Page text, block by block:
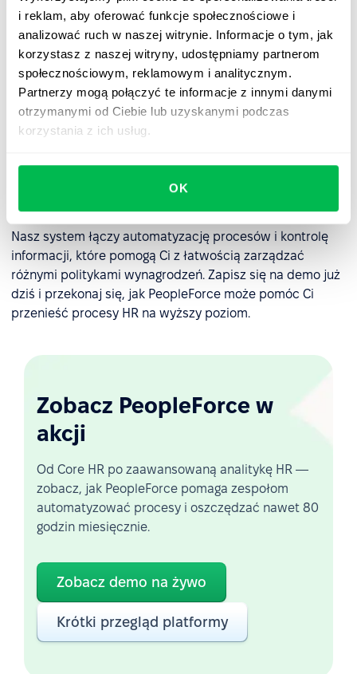
i reklam, aby oferować funkcje społecznościowe i
analizować ruch w naszej witrynie. Informacje o tym, jak
korzystasz z naszej witryny, udostępniamy partnerom
społecznościowym, reklamowym i analitycznym.
Partnerzy mogą połączyć te informacje z innymi danymi
otrzymanymi od Ciebie lub uzyskanymi podczas
korzystania z ich usług.
OK
Zgodność z przepisami
. Specjaliści ds. HR muszą
upewniać się, że praktyki organizacji w zakresie
wynagrodzeń są zgodne z obowiązującymi
przepisami i regulacjami, takimi jak przepisy
dotyczące płacy minimalnej i równości wynagrodzeń.
Komunikacja. Specjaliści HR informują pracowników o
pakiet wynagrodzeń i świadczeń.
Nasz system łączy automatyzację procesów i kontrolę
informacji, które pomogą Ci z łatwością zarządzać
różnymi politykami wynagrodzeń. Zapisz się na demo już
dziś i przekonaj się, jak PeopleForce może pomóc Ci
przenieść procesy HR na wyższy poziom.
Zobacz PeopleForce w
akcji
Od Core HR po zaawansowaną analitykę HR —
zobacz, jak PeopleForce pomaga zespołom
automatyzować procesy i oszczędzać nawet 80
godzin miesięcznie.
Zobacz demo na żywo
Krótki przegląd platformy